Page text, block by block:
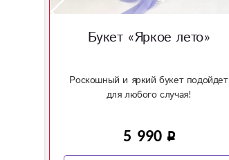
Букет «Яркое лето»
Роскошный и яркий букет подойдет
для любого случая!
5 990